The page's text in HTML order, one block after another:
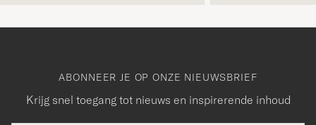
ABONNEER JE OP ONZE NIEUWSBRIEF
Krijg snel toegang tot nieuws en inspirerende inhoud